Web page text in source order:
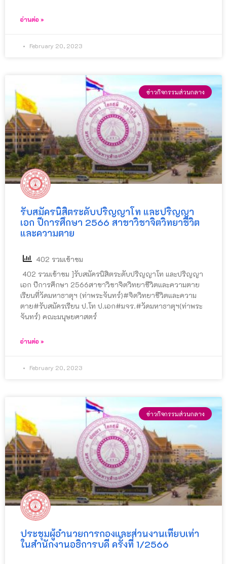
อ่านต่อ »
February 20, 2023
ข่าวกิจกรรมส่วนกลาง
รับสมัครนิสิตระดับปริญญาโท และปริญญา
เอก ปีการศึกษา 2566 สาขาวิชาจิตวิทยาชีวิต
และความตาย
402 รวมเข้าชม
402 รวมเข้าชม ]รับสมัครนิสิตระดับปริญญาโท และปริญญา
เอก ปีการศึกษา 2566สาขาวิชาจิตวิทยาชีวิตและความตาย
เรียนที่วัดมหาธาตุฯ (ท่าพระจันทร์)#จิตวิทยาชีวิตและความ
ตาย#รับสมัครเรียน ป.โท ป.เอก#มจร.#วัดมหาธาตุฯ(ท่าพระ
จันทร์) คณะมนุษยศาสตร์
อ่านต่อ »
February 20, 2023
ข่าวกิจกรรมส่วนกลาง
ประชุมผู้อำนวยการกองและส่วนงานเทียบเท่า
ในสำนักงานอธิการบดี ครั้งที่ 1/2566